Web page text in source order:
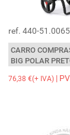
ref. 440-
CARRO
BIG POLAR
76,38 €(+ IVA) |